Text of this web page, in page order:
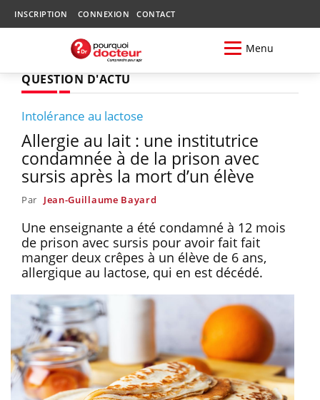
INSCRIPTION CONNEXION CONTACT
Menu
QUESTION D'ACTU
Intolérance au lactose
Allergie au lait : une institutrice
condamnée à de la prison avec
sursis après la mort d’un élève
Par Jean-Guillaume Bayard
Une enseignante a été condamné à 12 mois
de prison avec sursis pour avoir fait fait
manger deux crêpes à un élève de 6 ans,
allergique au lactose, qui en est décédé.